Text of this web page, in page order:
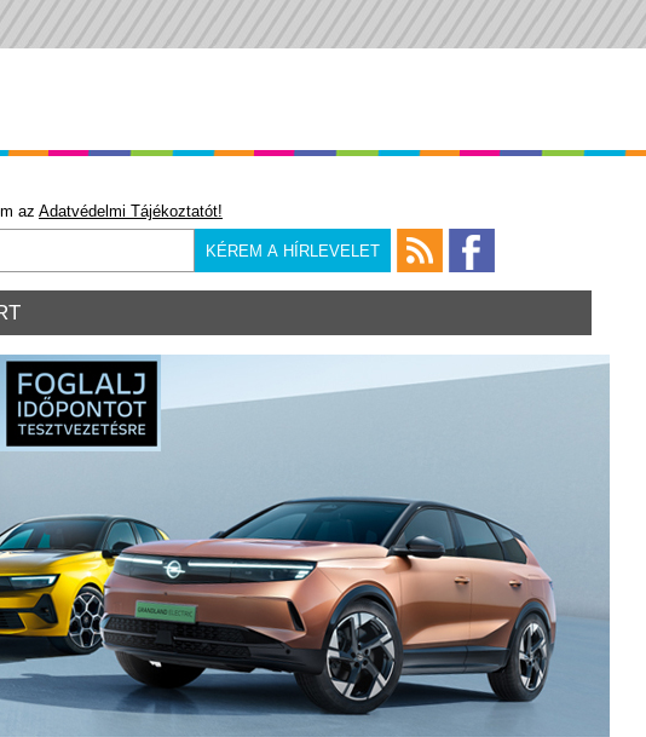
az Adatvédelmi Tájékoztatót!